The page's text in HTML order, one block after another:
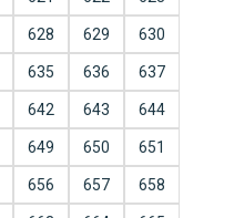
628 629 630
635 636 637
642 643 644
649 650 651
656 657 658